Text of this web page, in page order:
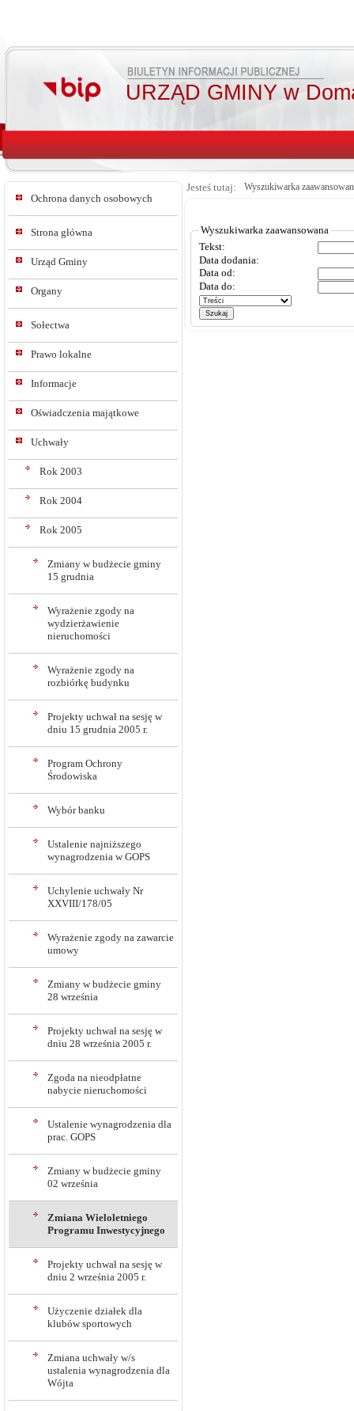
URZĄD GMINY w
Ochrona danych osobowych
Strona główna
Urząd Gminy
Organy
Sołectwa
Prawo lokalne
Informacje
Oświadczenia majątkowe
Uchwały
Rok 2003
Rok 2004
Rok 2005
Zmiany w budżecie gminy
15 grudnia
Wyrażenie zgody na
wydzierżawienie
nieruchomości
Wyrażenie zgody na
rozbiórkę budynku
Projekty uchwał na sesję w
dniu 15 grudnia 2005 r.
Program Ochrony
Środowiska
Wybór banku
Ustalenie najniższego
wynagrodzenia w GOPS
Uchylenie uchwały Nr
XXVIII/178/05
Wyrażenie zgody na zawarcie
umowy
Zmiany w budżecie gminy
28 września
Projekty uchwał na sesję w
dniu 28 września 2005 r.
Zgoda na nieodpłatne
nabycie nieruchomości
Ustalenie wynagrodzenia dla
prac. GOPS
Zmiany w budżecie gminy
02 września
Zmiana Wieloletniego
Programu Inwestycyjnego
Projekty uchwał na sesję w
dniu 2 września 2005 r.
Użyczenie działek dla
klubów sportowych
Zmiana uchwały w/s
ustalenia wynagrodzenia dla
Wójta
Jesteś tutaj: Wyszukiwarka
Wyszukiwarka zaawansowana
Tekst:
Data dodania:
Data od:
Data do: